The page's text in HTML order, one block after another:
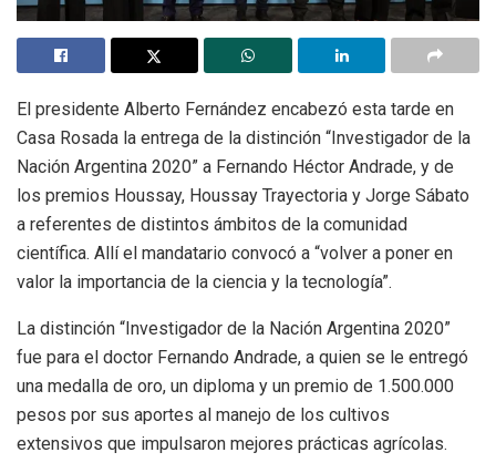
El presidente Alberto Fernández encabezó esta tarde en
Casa Rosada la entrega de la distinción “Investigador de la
Nación Argentina 2020” a Fernando Héctor Andrade, y de
los premios Houssay, Houssay Trayectoria y Jorge Sábato
a referentes de distintos ámbitos de la comunidad
científica. Allí el mandatario convocó a “volver a poner en
valor la importancia de la ciencia y la tecnología”.
La distinción “Investigador de la Nación Argentina 2020”
fue para el doctor Fernando Andrade, a quien se le entregó
una medalla de oro, un diploma y un premio de 1.500.000
pesos por sus aportes al manejo de los cultivos
extensivos que impulsaron mejores prácticas agrícolas.